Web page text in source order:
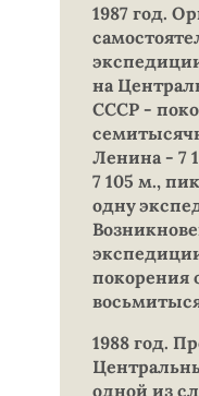
1987 год.
на
СССР -
Ленина - 7
7 105 м.,
одну
покорения
1988 год.
одной из